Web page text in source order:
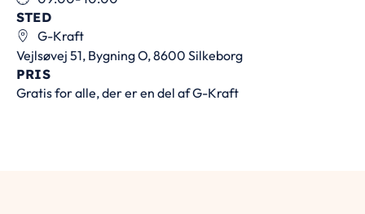
STED
G-Kraft
Vejlsøvej 51, Bygning O, 8600 Silkeborg
PRIS
Gratis for alle, der er en del af G-Kraft